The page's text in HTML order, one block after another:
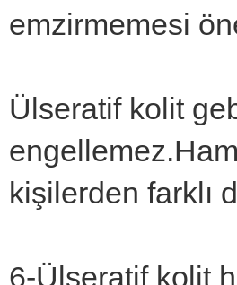
emzirmemesi
Ülseratif kolit
kişilerden farklı
6-Ülseratif kolit